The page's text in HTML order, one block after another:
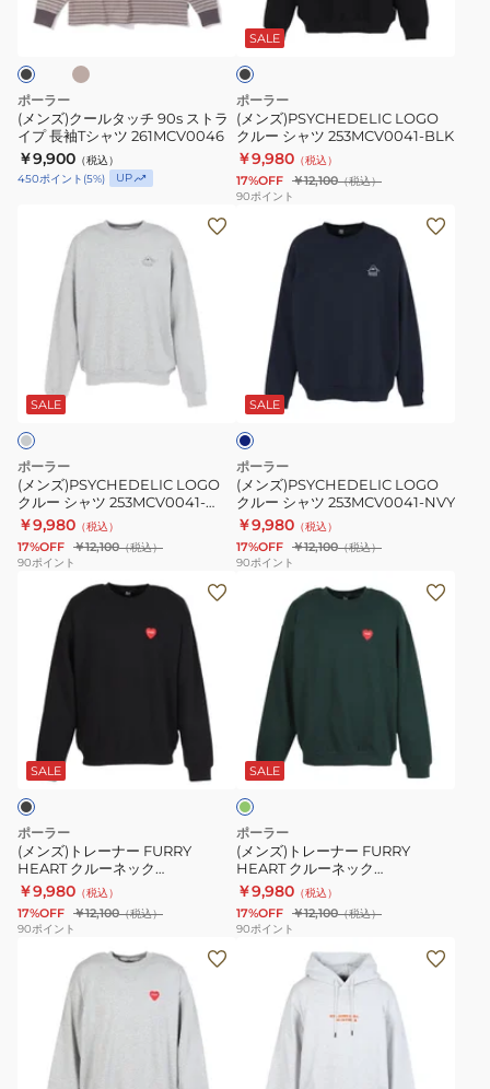
ツ
261MCV0047-
BLK
チ
90s
ス
ト
ラ
261MCV0046
ポーラー
(メンズ)クールタッチ 90s ストラ
イプ 長袖Tシャツ 261MCV0046
￥9,900 （税込）
450ポイント (5%) UP
シ
ャ
ツ
253MCV0041-
BLK
SALE
ラ
ポーラー
(メンズ)PSYCHEDELIC LOGO
クルー シャツ 253MCV0041-BLK
￥9,980 （税込）
17%OFF ￥12,100（税込）
90ポイント
ズ)PSYCHEDELIC
LOGO
シ
ャ
ツ
253MCV0041-
HGY
SALE
ポーラー
(メンズ)PSYCHEDELIC LOGO
クルー シャツ 253MCV0041-
HGY
￥9,980 （税込）
17%OFF ￥12,100（税込）
90ポイント
ズ)PSYCHEDELIC
LOGO
シ
ャ
ツ
253MCV0041-
NVY
SALE
ネ
イ
ポーラー
(メンズ)PSYCHEDELIC LOGO
クルー シャツ 253MCV0041-NVY
￥9,980 （税込）
17%OFF ￥12,100（税込）
90ポイント
ー
FURRY
HEART
ク
ル
ー
ネ
253MCV0043-
SALE
ポーラー
(メンズ)トレーナー FURRY
HEART クルーネック
253MCV0043-BLK
￥9,980 （税込）
17%OFF ￥12,100（税込）
90ポイント
ー
FURRY
HEART
ク
ル
ー
ネ
253MCV0043-
SALE
ダ
ク
ー
ン
ポーラー
(メンズ)トレーナー FURRY
HEART クルーネック
253MCV0043-GRN
￥9,980 （税込）
17%OFF ￥12,100（税込）
90ポイント
ズ)ROLL
DOWN